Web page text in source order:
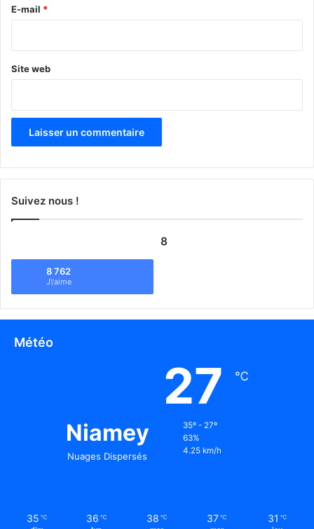
e
E-mail *
Site web
Suivez nous !
8
8 762
J\'aime
Météo
Niamey
Nuages Dispersés
27 ℃
35º - 27º
63%
4.25 km/h
35 ℃ 36 ℃ 38 ℃ 37 ℃ 31 ℃